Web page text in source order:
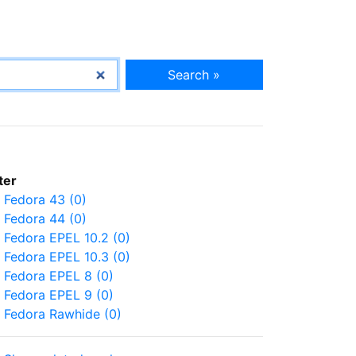
Search »
Fedora 43 (0)
Fedora 44 (0)
Fedora EPEL 10.2 (0)
Fedora EPEL 10.3 (0)
Fedora EPEL 8 (0)
Fedora EPEL 9 (0)
Fedora Rawhide (0)